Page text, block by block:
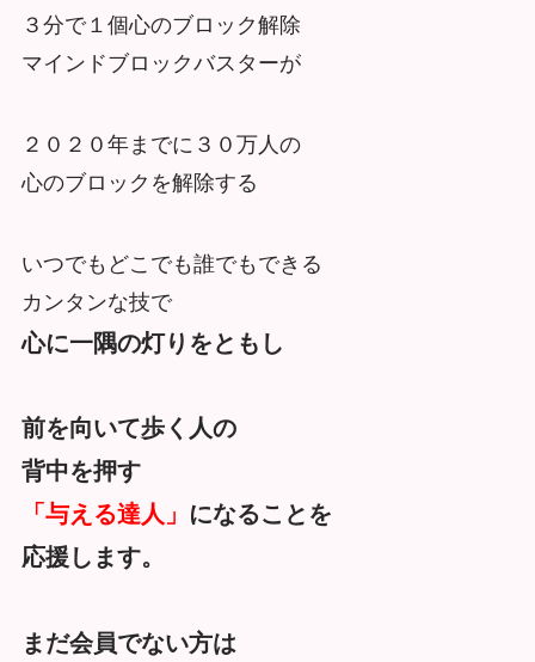
３分で１個心のブロック解除
マインドブロックバスターが
２０２０年までに３０万人の
心のブロックを解除する
いつでもどこでも誰でもできる
カンタンな技で
心に一隅の灯りをともし
前を向いて歩く人の
背中を押す
「与える達人」 になることを
応援します。
まだ会員でない方は